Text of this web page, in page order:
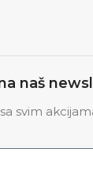
naš
svim